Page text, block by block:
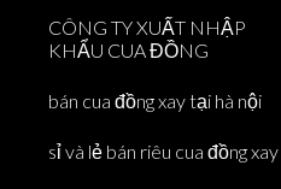
CÔNG TY XUẤT NHẬP
KHẨU CUA ĐỒNG
bán cua đồng xay tại hà nội
sỉ và lẻ bán riêu cua đồng xay